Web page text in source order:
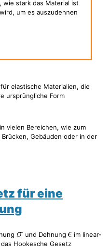
wie stark das Material ist
um es auszudehnen
elastische Materialien, die
ursprüngliche Form
vielen Bereichen, wie zum
Gebäuden oder in der
für eine
und Dehnung
im linear-
Hookesche Gesetz